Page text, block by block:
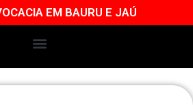
EM BAURU E JAÚ